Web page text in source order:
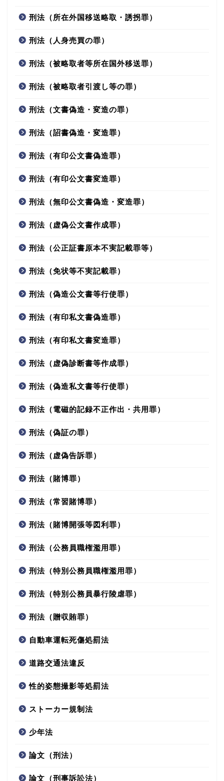
刑法（所在外国移送略取・誘拐罪）
刑法（人身売買の罪）
刑法（被略取者等所在国外移送罪）
刑法（被略取者引渡し等の罪）
刑法（文書偽造・変造の罪）
刑法（詔書偽造・変造罪）
刑法（有印公文書偽造罪）
刑法（有印公文書変造罪）
刑法（無印公文書偽造・変造罪）
刑法（虚偽公文書作成罪）
刑法（公正証書原本不実記載罪等）
刑法（免状等不実記載罪）
刑法（偽造公文書等行使罪）
刑法（有印私文書偽造罪）
刑法（有印私文書変造罪）
刑法（虚偽診断書等作成罪）
刑法（偽造私文書等行使罪）
刑法（電磁的記録不正作出・共用罪）
刑法（偽証の罪）
刑法（虚偽告訴罪）
刑法（賭博罪）
刑法（常習賭博罪）
刑法（賭博開張等図利罪）
刑法（公務員職権濫用罪）
刑法（特別公務員職権濫用罪）
刑法（特別公務員暴行陵虐罪）
刑法（贈収賄罪）
自動車運転死傷処罰法
道路交通法違反
性的姿態撮影等処罰法
ストーカー規制法
少年法
論文（刑法）
論文（刑事訴訟法）